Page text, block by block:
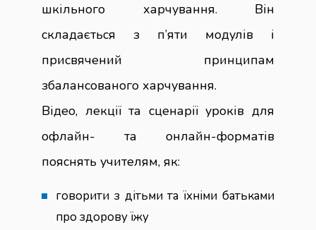
шкільного харчування. Він
складається з п’яти модулів і
присвячений принципам
збалансованого харчування.
Відео, лекції та сценарії уроків для
офлайн- та онлайн-форматів
пояснять учителям, як:
говорити з дітьми та їхніми батьками
про здорову їжу